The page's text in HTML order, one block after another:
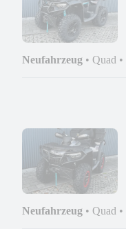
Neufahrzeug • Quad •
Neufahrzeug • Quad •